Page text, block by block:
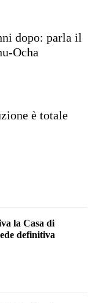
dopo: parla il
Ocha
è totale
la Casa di
definitiva